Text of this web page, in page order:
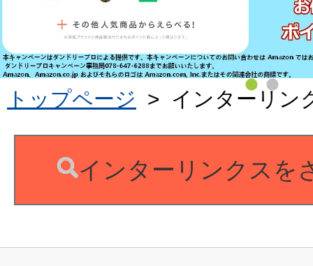
トップページ > インターリン
インターリンクスを